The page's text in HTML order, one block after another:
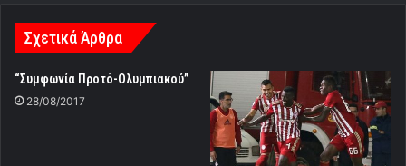
Σχετικά Άρθρα
“Συμφωνία Προτό-Ολυμπιακού”
28/08/2017